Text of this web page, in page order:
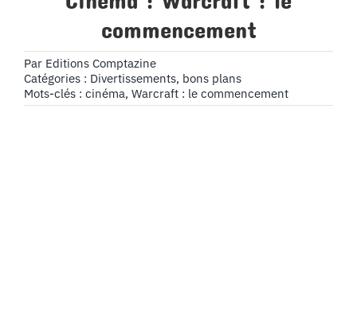
commencement
Par Editions Comptazine
Catégories : Divertissements, bons plans
Mots-clés : cinéma, Warcraft : le commencement